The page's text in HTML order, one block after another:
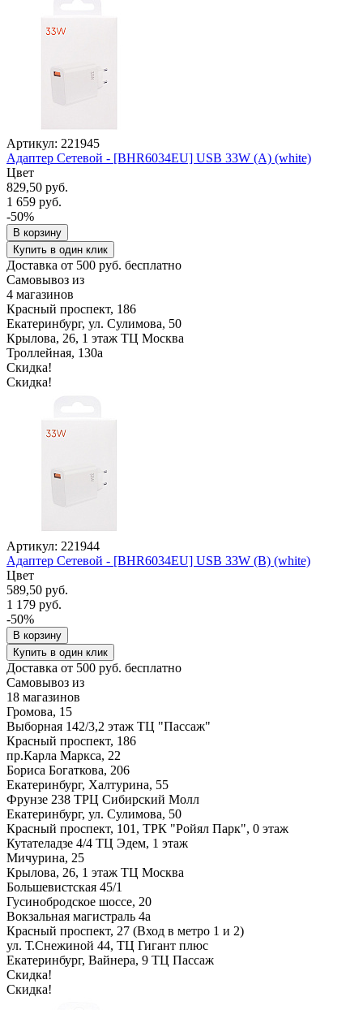
Артикул: 221945
Адаптер Сетевой - [BHR6034EU] USB 33W (A) (white)
Цвет
829,50 руб.
1 659 руб.
-50%
В корзину
Купить в один клик
Доставка от 500 руб. бесплатно
Самовывоз из
4 магазинов
Красный проспект, 186
Екатеринбург, ул. Сулимова, 50
Крылова, 26, 1 этаж ТЦ Москва
Троллейная, 130а
Скидка!
Скидка!
Артикул: 221944
Адаптер Сетевой - [BHR6034EU] USB 33W (B) (white)
Цвет
589,50 руб.
1 179 руб.
-50%
В корзину
Купить в один клик
Доставка от 500 руб. бесплатно
Самовывоз из
18 магазинов
Громова, 15
Выборная 142/3,2 этаж ТЦ "Пассаж"
Красный проспект, 186
пр.Карла Маркса, 22
Бориса Богаткова, 206
Екатеринбург, Халтурина, 55
Фрунзе 238 ТРЦ Сибирский Молл
Екатеринбург, ул. Сулимова, 50
Красный проспект, 101, ТРК "Ройял Парк", 0 этаж
Кутателадзе 4/4 ТЦ Эдем, 1 этаж
Мичурина, 25
Крылова, 26, 1 этаж ТЦ Москва
Большевистская 45/1
Гусинобродское шоссе, 20
Вокзальная магистраль 4а
Красный проспект, 27 (Вход в метро 1 и 2)
ул. Т.Снежиной 44, ТЦ Гигант плюс
Екатеринбург, Вайнера, 9 ТЦ Пассаж
Скидка!
Скидка!